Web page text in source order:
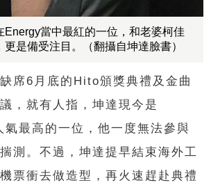
Energy當中最紅的一位，和老婆柯佳
是備受注目。（翻攝自坤達臉書）
席6月底的Hito頒獎典禮及金曲
，就有人指，坤達現今是
最高的一位，他一度無法參與
測。不過，坤達提早結束海外工
票衝去做造型，再火速趕赴典禮